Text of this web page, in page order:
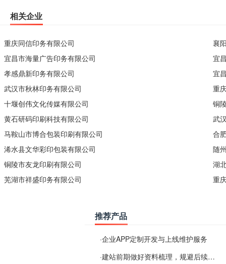
相关企业
重庆同信印务有限公司
宜昌市海量广告印务有限公司
孝感鼎新印务有限公司
武汉市秋林印务有限公司
十堰创伟文化传媒有限公司
黄石研码印刷科技有限公司
马鞍山市博合包装印刷有限公司
浠水县文华彩印包装有限公司
铜陵市友龙印刷有限公司
芜湖市祥盛印务有限公司
襄
宜
宜
重
铜
武
合
随
湖
重
推荐产品
·企业APP定制开发与上线维护服务
·建站前期做好资料梳理，规避后续各类使用难题